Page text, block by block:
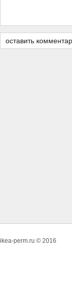
ikea-perm.ru © 2016